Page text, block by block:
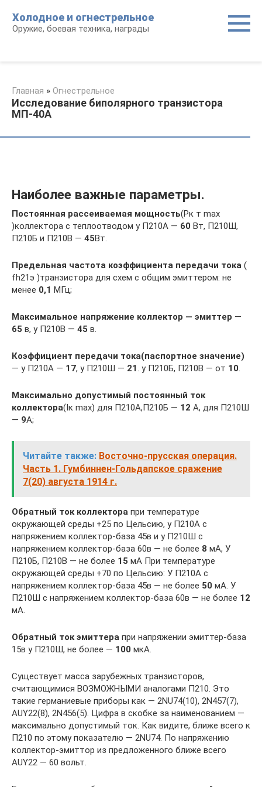
контенту
Холодное и огнестрельное
Оружие, боевая техника, награды
Главная » Огнестрельное
Исследование биполярного транзистора
МП-40А
Наиболее важные параметры.
Постоянная рассеиваемая мощность(Рк т max
)коллектора с теплоотводом у П210А — 60 Вт, П210Ш,
П210Б и П210В — 45Вт.
Предельная частота коэффициента передачи тока (
fh21э )транзистора для схем с общим эмиттером: не
менее 0,1 МГц;
Максимальное напряжение коллектор — эмиттер —
65 в, у П210В — 45 в.
Коэффициент передачи тока(паспортное значение)
— у П210А — 17, у П210Ш — 21. у П210Б, П210В — от 10.
Максимально допустимый постоянный ток
коллектора(Iк max) для П210А,П210Б — 12 А, для П210Ш
— 9А;
Читайте также: Восточно-прусская операция.
Часть 1. Гумбиннен-Гольдапское сражение
7(20) августа 1914 г.
Обратный ток коллектора при температуре
окружающей среды +25 по Цельсию, у П210А с
напряжением коллектор-база 45в и у П210Ш с
напряжением коллектор-база 60в — не более 8 мА, У
П210Б, П210В — не более 15 мА При температуре
окружающей среды +70 по Цельсию: У П210А с
напряжением коллектор-база 45в — не более 50 мА. У
П210Ш с напряжением коллектор-база 60в — не более 12
мА.
Обратный ток эмиттера при напряжении эмиттер-база
15в у П210Ш, не более — 100 мкА.
Существует масса зарубежных транзисторов,
считающимися ВОЗМОЖНЫМИ аналогами П210. Это
такие германиевые приборы как — 2NU74(10), 2N457(7),
AUY22(8), 2N456(5). Цифра в скобке за наименованием —
максимально допустимый ток. Как видите, ближе всего к
П210 по этому показателю — 2NU74. По напряжению
коллектор-эмиттор из предложенного ближе всего
AUY22 — 60 вольт.